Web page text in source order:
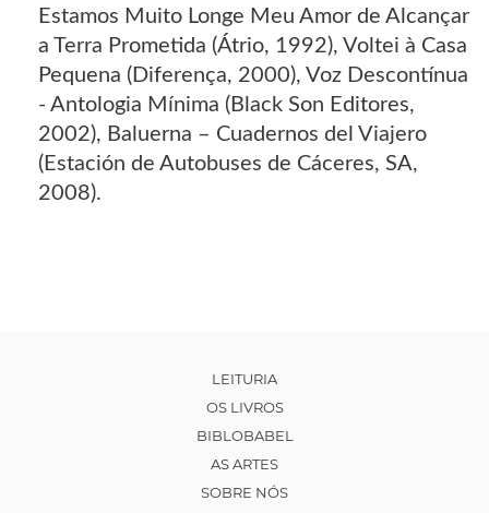
Estamos Muito Longe Meu Amor de Alcançar
a Terra Prometida (Átrio, 1992), Voltei à Casa
Pequena (Diferença, 2000), Voz Descontínua
- Antologia Mínima (Black Son Editores,
2002), Baluerna – Cuadernos del Viajero
(Estación de Autobuses de Cáceres, SA,
2008).
LEITURIA
OS LIVROS
BIBLOBABEL
AS ARTES
SOBRE NÓS